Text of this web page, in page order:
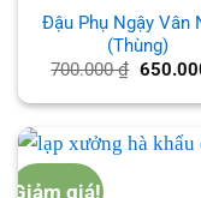
Đậu Phụ Ngậy Vân
(Thùng)
700.000₫ Giá
là:
Giảm giá!